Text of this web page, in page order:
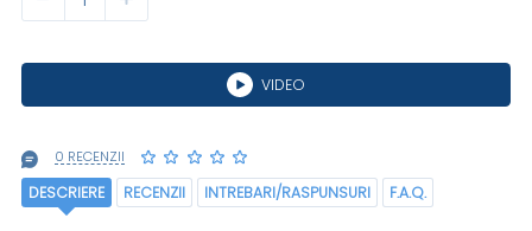
VIDEO
0 RECENZII
DESCRIERE RECENZII INTREBARI/RASPUNSURI F.A.Q.